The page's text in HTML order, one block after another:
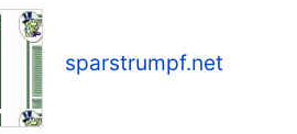
sparstrumpf.net